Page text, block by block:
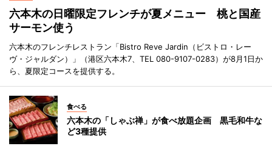
六本木の日曜限定フレンチが夏メニュー 桃と国産
サーモン使う
六本木のフレンチレストラン「Bistro Reve Jardin（ビストロ・レー
ヴ・ジャルダン）」（港区六本木7、TEL 080-9107-0283）が8月1日か
ら、夏限定コースを提供する。
食べる
六本木の「しゃぶ禅」が食べ放題企画 黒毛和牛な
ど3種提供